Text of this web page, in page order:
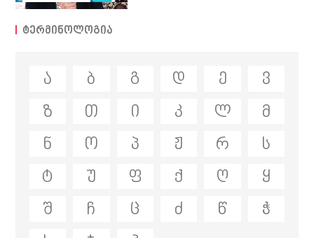
ტერმინოლოგია
ა ბ გ დ ე
ვ
ზ
თ ი კ ლ
მ
ნ
ო პ ჟ რ
ს
ტ
უ ფ ქ ღ
ყ
შ
ჩ ც ძ წ
ჭ